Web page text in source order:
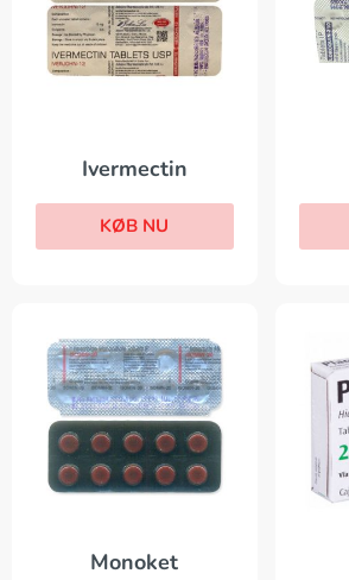
Ivermectin
KØB NU
Monoket